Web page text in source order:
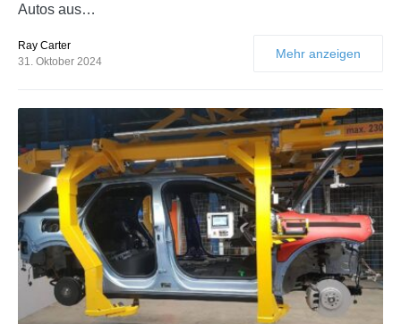
Autos aus…
Ray Carter
31. Oktober 2024
Mehr anzeigen